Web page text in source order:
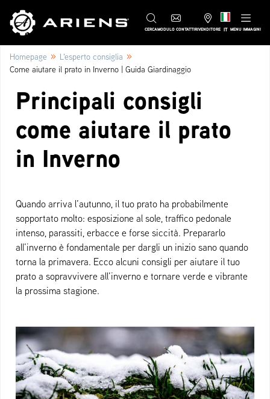
CERCAMODULO CONTATTIRIVENDITORE IT MENU IMMAGINI
Homepage » L'esperto consiglia »
Come aiutare il prato in Inverno | Guida Giardinaggio
Principali consigli
come aiutare il prato
in Inverno
Quando arriva l’autunno, il tuo prato ha probabilmente
sopportato molto: esposizione al sole, traffico pedonale
intenso, parassiti, erbacce e forse siccità. Prepararlo
all’inverno è fondamentale per dargli un inizio sano quando
torna la primavera. Ecco alcuni consigli per aiutare il tuo
prato a sopravvivere all’inverno e tornare verde e vibrante
la prossima stagione.